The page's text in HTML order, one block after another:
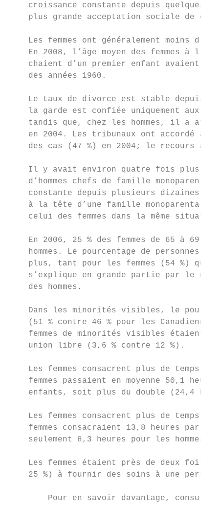
croissance constante depuis quelques
plus grande acceptation sociale de ce
Les femmes ont généralement moins
En 2008, l’âge moyen des femmes à
chaient d’un premier enfant avaient
    des années 1960.
Le taux de divorce est stable depuis
la garde est confiée uniquement aux
tandis que, chez les hommes, il a
en 2004. Les tribunaux ont accordé
des cas (47 %) en 2004; le recours à
Il y avait environ quatre fois plus
d’hommes chefs de famille
constante depuis plusieurs dizaines
à la tête d’une famille monoparentale
celui des femmes dans la même
En 2006, 25 % des femmes de 65 à 69
hommes. Le pourcentage de personnes
plus, tant pour les femmes (54 %) que
s’explique en grande partie par le
    des hommes.
Dans les minorités visibles, le
(51 % contre 46 % pour les
femmes de minorités visibles étaient
    union libre (3,6 % contre 12 %).
Les femmes consacrent plus de temps
femmes passaient en moyenne 50,1
enfants, soit plus du double (24,4
Les femmes consacrent plus de temps
femmes consacraient 13,8 heures par
    seulement 8,3 heures pour les hommes.
Les femmes étaient près de deux fois
25 %) à fournir des soins à une
Pour en savoir davantage,